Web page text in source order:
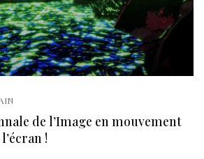
de l’Image en mouvement
!